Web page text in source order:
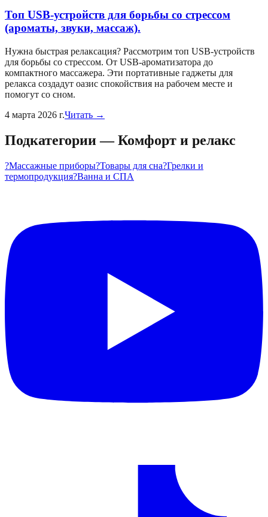
Топ USB-устройств для борьбы со стрессом
(ароматы, звуки, массаж).
Нужна быстрая релаксация? Рассмотрим топ USB-устройств
для борьбы со стрессом. От USB-ароматизатора до
компактного массажера. Эти портативные гаджеты для
релакса создадут оазис спокойствия на рабочем месте и
помогут со сном.
4 марта 2026 г.Читать →
Подкатегории—Комфорт и релакс
?Массажные приборы?Товары для сна?Грелки и
термопродукция?Ванна и СПА